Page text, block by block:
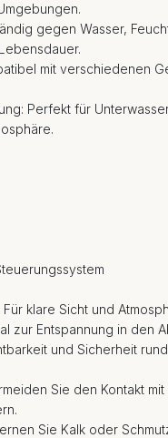
gegen Wasser,
mit verschiedenen
Perfekt für
klare Sicht und
zur Entspannung in den
und Sicherheit
Sie den Kontakt
Sie Kalk oder